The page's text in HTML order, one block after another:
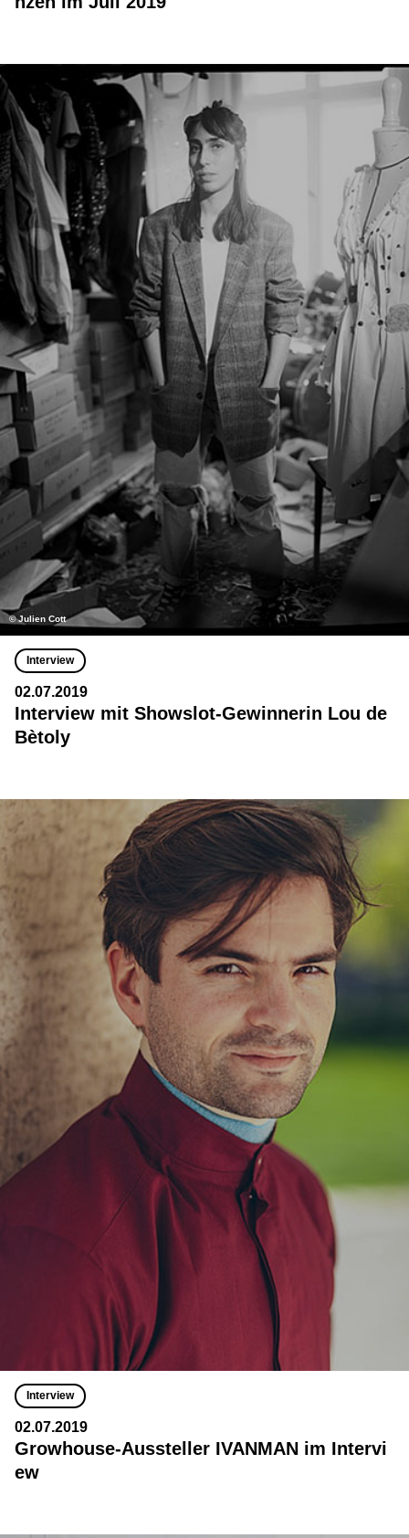
© Julien Cott
Interview
02.07.2019
Interview mit Showslot-Gewinnerin Lou de
Bètoly
Interview
02.07.2019
Growhouse-Aussteller IVANMAN im Intervi
ew